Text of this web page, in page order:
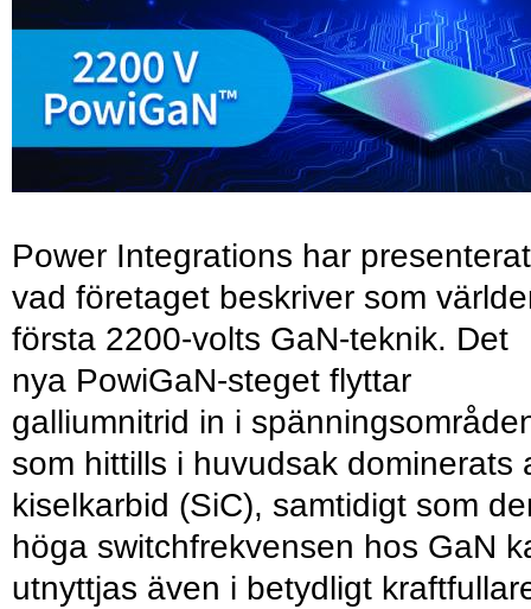
Power Integrations har presenterat
vad företaget beskriver som
första 2200-volts GaN-teknik. Det
nya PowiGaN-steget flyttar
galliumnitrid in i
som hittills i huvudsak dominerats
kiselkarbid (SiC), samtidigt som
höga switchfrekvensen hos GaN
utnyttjas även i betydligt